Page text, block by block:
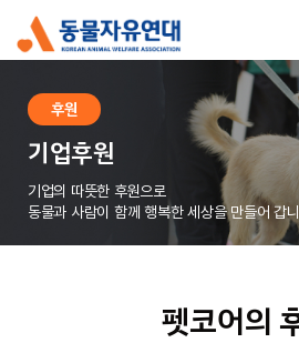
후원
기업후원
기업의 따뜻한 후원으로
동물과 사람이 함께 행복한 세상을 만들어 갑
펫코어의